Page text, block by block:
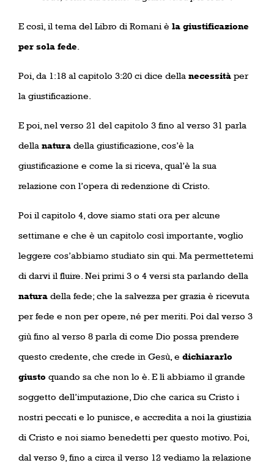
E così, il tema del Libro di Romani è la giustificazione
per sola fede
Poi, da 1:18 al capitolo 3:20 ci dice della necessità per
la giustificazione.
E poi, nel verso 21 del capitolo 3 fino al verso 31 parla
della natura della giustificazione, cos’è la
giustificazione e come la si riceva, qual’è la sua
relazione con l’opera di redenzione di Cristo.
Poi il capitolo 4, dove siamo stati ora per alcune
settimane e che è un capitolo così importante, voglio
leggere cos’abbiamo studiato sin qui. Ma permettetemi
di darvi il fluire. Nei primi 3 o 4 versi sta parlando della
natura della fede; che la salvezza per grazia è ricevuta
per fede e non per opere, né per meriti. Poi dal verso 3
giù fino al verso 8 parla di come Dio possa prendere
questo credente, che crede in Gesù, e dichiararlo
giusto quando sa che non lo è. E lì abbiamo il grande
soggetto dell’imputazione, Dio che carica su Cristo i
nostri peccati e lo punisce, e accredita a noi la giustizia
di Cristo e noi siamo benedetti per questo motivo. Poi,
dal verso 9, fino a circa il verso 12 vediamo la relazione